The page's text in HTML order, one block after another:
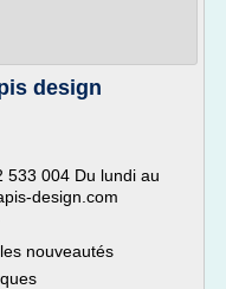
design
533 004 Du lundi au
design.com
nouveautés